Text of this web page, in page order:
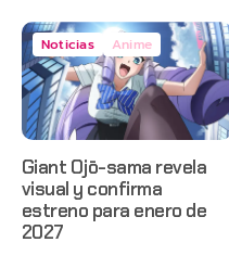
Noticias Anime
Giant Ojō-sama revela
visual y confirma
estreno para enero de
2027